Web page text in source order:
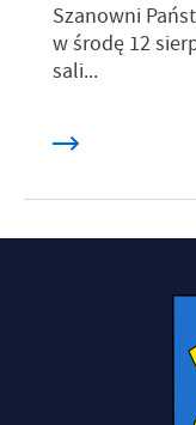
Szanowni
w środę 12
sali...